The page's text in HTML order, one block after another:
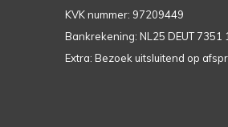
KVK nummer: 97209449
Bankrekening: NL25 DEUT 7351
Extra: Bezoek uitsluitend op